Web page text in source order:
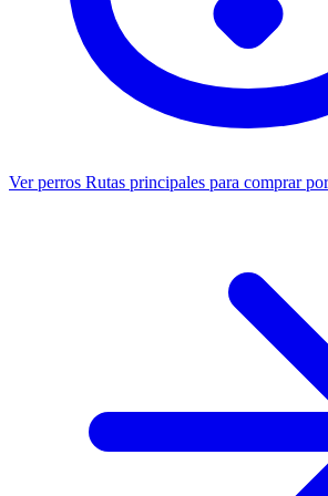
Ver perros Rutas principales para comprar